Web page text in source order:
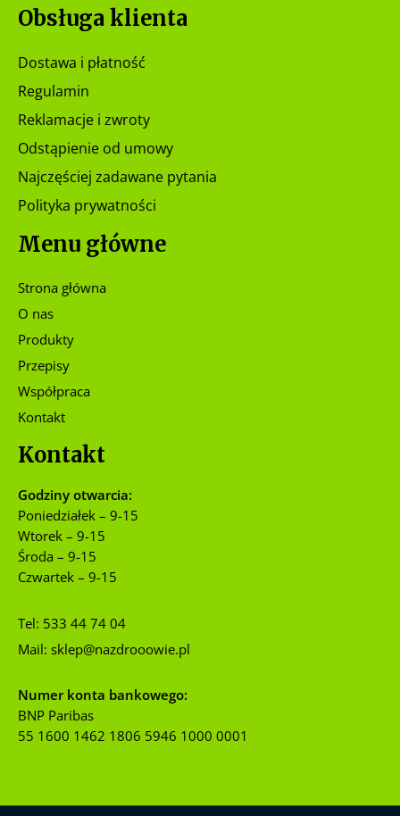
Obsługa klienta
Dostawa i płatność
Regulamin
Reklamacje i zwroty
Odstąpienie od umowy
Najczęściej zadawane pytania
Polityka prywatności
Menu główne
Strona główna
O nas
Produkty
Przepisy
Współpraca
Kontakt
Kontakt
Godziny otwarcia:
Poniedziałek – 9-15
Wtorek – 9-15
Środa – 9-15
Czwartek – 9-15
Tel: 533 44 74 04
Mail: sklep@nazdrooowie.pl
Numer konta bankowego:
BNP Paribas
55 1600 1462 1806 5946 1000 0001